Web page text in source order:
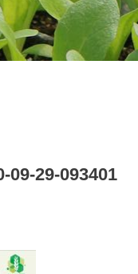
09-29-093401